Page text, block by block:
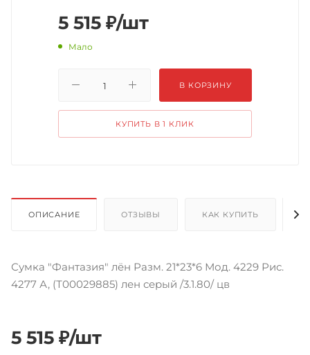
5 515 ₽/шт
Мало
В КОРЗИНУ
КУПИТЬ В 1 КЛИК
ОПИСАНИЕ ОТЗЫВЫ КАК КУПИТЬ
Сумка "Фантазия" лён Разм. 21*23*6 Мод. 4229 Рис.
4277 А, (Т00029885) лен серый /3.1.80/ цв
5 515 ₽/шт